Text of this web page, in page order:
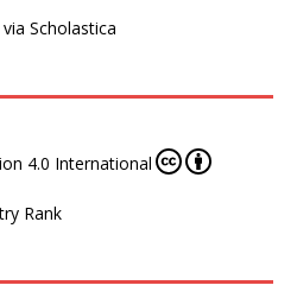
Scholastica
4.0 International